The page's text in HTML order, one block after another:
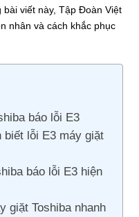
bài viết này, Tập Đoàn Việt
nhân và cách khắc phục
báo lỗi E3
biết lỗi E3 máy giặt
báo lỗi E3 hiện
giặt Toshiba nhanh